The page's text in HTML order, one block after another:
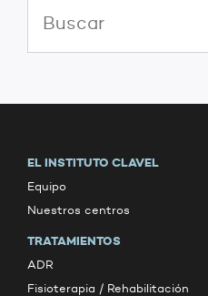
EL INSTITUTO CLAVEL
Equipo
Nuestros centros
TRATAMIENTOS
ADR
Fisioterapia / Rehabilitación